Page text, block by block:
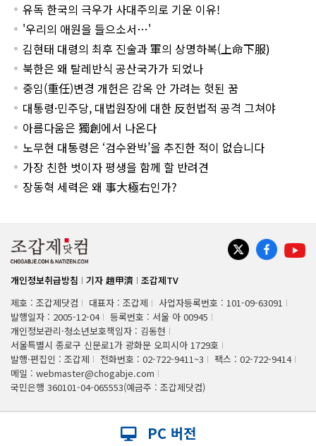
유독 한국의 극우가 사대주의로 기운 이유!
'우리의 애원을 들으소서…'
김현태 대령의 최후 진술과 軍의 상명하복(上命下服)
북한은 왜 탈레반식 공산국가가 되었나
중임(重任)변경 개헌은 감옥 안 가려는 헛된 꿈
대통령·민주당, 대법원장에 대한 反헌법적 공격 그쳐야
아름다움은 獨創에서 나온다
노무현 대통령은 ‘검수완박’을 추진한 적이 없습니다
가장 친한 벗이자 평생을 함께 할 반려견
장동혁 세력은 왜 事大極右인가?
개인정보취급방침 기자 趙甲濟
조갑제TV
제호 : 조갑제닷컴
대표자 : 조갑제
사업자등록번호 : 101-09-63091
발행일자 : 2005-12-04
등록번호 : 서울 아 00945
개인정보관리·청소년보호책임자 : 김동현
서울특별시 종로구 신문로1가 광화문 오피시아 1729호
발행·편집인 : 조갑제
전화번호 : 02-722-9411~3
팩스 : 02-722-9414
메일 : webmaster@chogabje.com
국민은행 360101-04-065553(예금주 : 조갑제닷컴)
PC 버전